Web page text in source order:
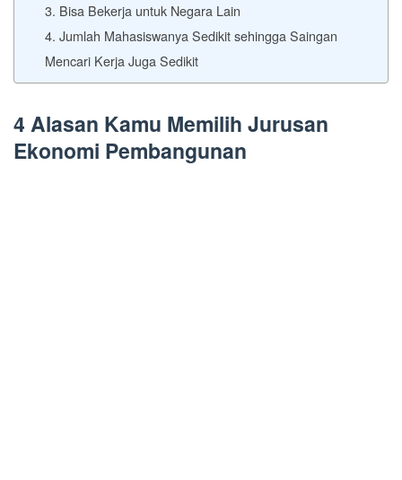
3. Bisa Bekerja untuk Negara Lain
4. Jumlah Mahasiswanya Sedikit sehingga Saingan
Mencari Kerja Juga Sedikit
4 Alasan Kamu Memilih Jurusan
Ekonomi Pembangunan